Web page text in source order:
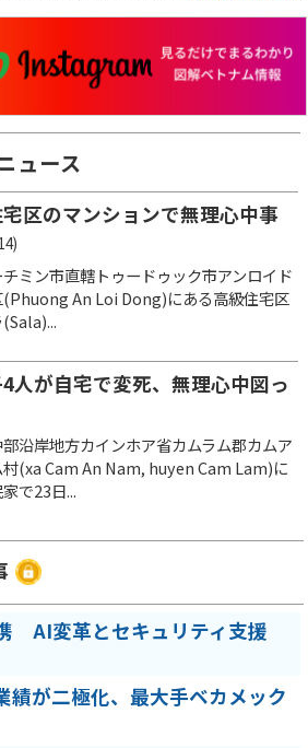
ュース
区のマンションで無理心中事
ミン市直轄トゥードゥック市アンロイド
(Phuong An Loi Dong)にある高級住宅区
(Sala)...
人が自宅で変死、無理心中図っ
沿岸地方カインホア省カムラム郡カムア
村(xa Cam An Nam, huyen Cam Lam)に
で23日...
AI変革とセキュリティ支援
績が二極化、最大手ベカメック